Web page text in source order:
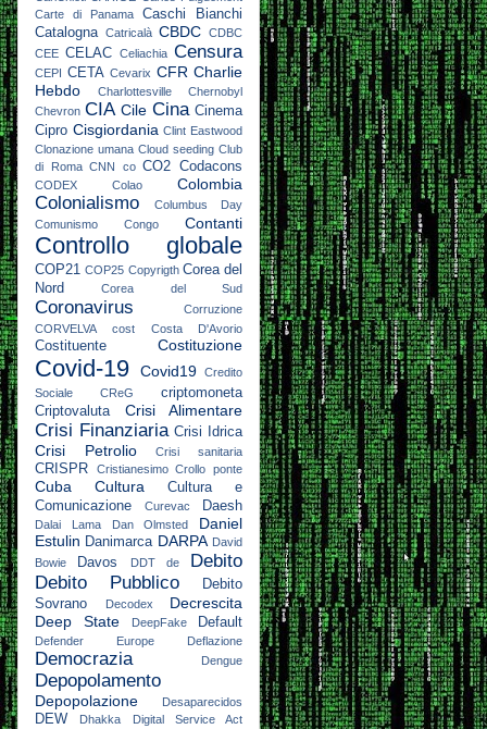
Carte di Panama
Caschi Bianchi
Catalogna Catricalà CBDC CDBC
CEE CELAC Celiachia Censura
CEPI CETA Cevarix CFR Charlie
Hebdo
Charlottesville
Chernobyl
Chevron CIA Cile Cina Cinema
Cipro Cisgiordania Clint Eastwood
Clonazione umana Cloud seeding Club
di Roma CNN co CO2 Codacons
CODEX Colao Colombia
Colonialismo
Columbus Day
Comunismo
Congo Contanti
Controllo globale
COP21 COP25 Copyrigth Corea del
Nord
Corea del Sud
Coronavirus
Corruzione
CORVELVA
cost Costa D'Avorio
Costituente Costituzione
Covid-19 Covid19
Credito
Sociale
CReG
criptomoneta
Criptovaluta
Crisi Alimentare
Crisi Finanziaria Crisi Idrica
Crisi Petrolio Crisi sanitaria
CRISPR Cristianesimo Crollo ponte
Cuba Cultura
Cultura e
Comunicazione
Curevac Daesh
Dalai Lama Dan Olmsted
Daniel
Estulin Danimarca DARPA David
Bowie
Davos DDT de
Debito
Debito Pubblico
Debito
Sovrano
Decodex
Decrescita
Deep State
DeepFake Default
Defender Europe Deflazione
Democrazia Dengue
Depopolamento
Depopolazione Desaparecidos
DEW Dhakka Digital Service Act